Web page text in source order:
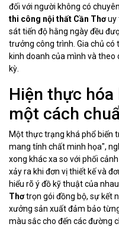
đối với người không có
thi công nội thất Cần Thơuy
sát tiến độ hằng ngày đều
trưởng công trình. Gia chủ
kinh doanh của mình và theo
kỳ.
Hiện thực hóa
một cách
Một thực trạng khá phổ biến
mang tính chất minh họa",
xong khác xa so với phối
xảy ra khi đơn vị thiết kế và
hiểu rõ ý đồ kỹ thuật của
Thơtrọn gói đồng bộ, sự kết
xưởng sản xuất đảm bảo
màu sắc cho đến các đường